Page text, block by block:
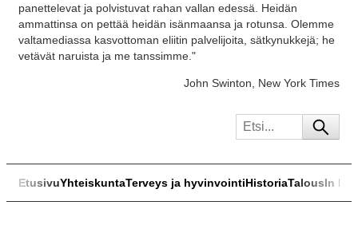
panettelevat ja polvistuvat rahan vallan edessä. Heidän
ammattinsa on pettää heidän isänmaansa ja rotunsa. Olemme
valtamediassa kasvottoman eliitin palvelijoita, sätkynukkejä; he
vetävät naruista ja me tanssimme."
John Swinton, New York Times
EtusivuYhteiskuntaTerveys ja hyvinvointiHistoriaTalousIn